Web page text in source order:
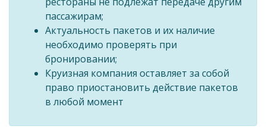
пассажирам;
Актуальность пакетов и их наличие
необходимо проверять при
бронировании;
Круизная компания оставляет за собой
право приостановить действие пакетов
в любой момент